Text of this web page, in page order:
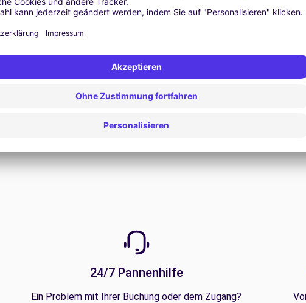
Jetzt buchen
Alle Angebote anzeigen
24/7 Pannenhilfe
Ein Problem mit Ihrer Buchung oder dem Zugang?